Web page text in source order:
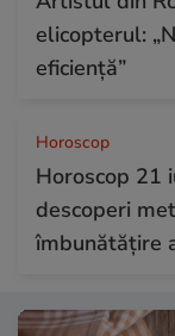
elicopterul:
eficiență”
Horoscop
Horoscop 21
descoperi
îmbunătățire